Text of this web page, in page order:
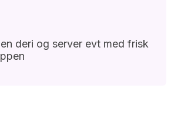
deri og server evt med frisk